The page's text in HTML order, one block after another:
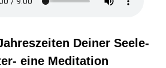
Deiner Seele-
eine Meditation